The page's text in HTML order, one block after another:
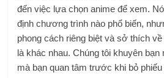
đến việc lựa chọn anime để xem.
định chương trình nào phổ biến,
phong cách riêng biệt và sở thích
là khác nhau. Chúng tôi khuyên
mà bạn quan tâm trước khi bỏ phiếu